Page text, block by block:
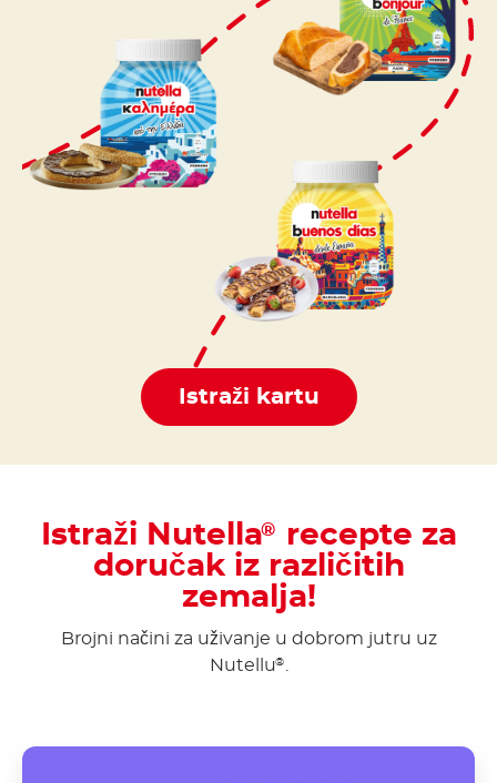
Istraži kartu
Istraži Nutella®
recepte za
doručak iz različitih
zemalja!
Brojni načini za uživanje u dobrom jutru uz
Nutellu® .